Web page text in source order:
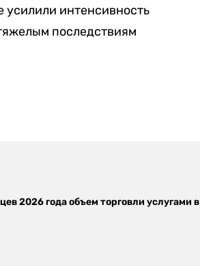
усилили интенсивность
последствиям
2026 года объем торговли услугами в